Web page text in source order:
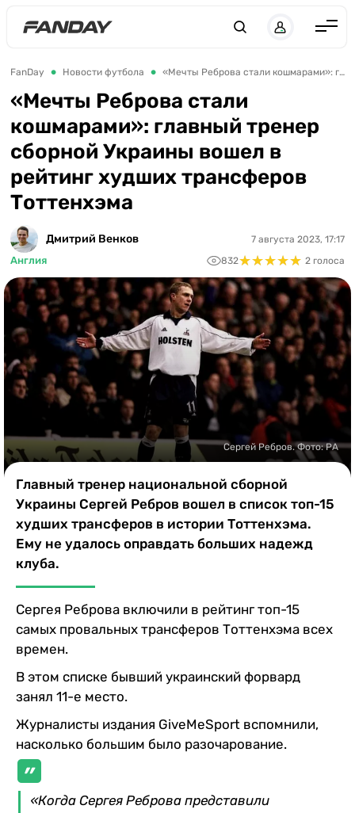
Англия
Испания
Германия
Италия
Франция
Украина
ЛЧ
ЧЕ-2028
Букмекеры
Казино
FanDay Новости футбола «Мечты Реброва стали кошмарами»: главный тренер сборной Украины вошел в рейтинг худших трансферов Тоттенхэма
«Мечты Реброва стали
кошмарами»: главный тренер
сборной Украины вошел в
рейтинг худших трансферов
Тоттенхэма
Дмитрий Венков
Англия
7 августа 2023, 17:17
832★★★★★
★★★★★ 2 голоса
Сергей Ребров. Фото: РА
Главный тренер национальной сборной
Украины Сергей Ребров вошел в список топ-15
худших трансферов в истории Тоттенхэма.
Ему не удалось оправдать больших надежд
клуба.
Сергея Реброва включили в рейтинг топ-15
самых провальных трансферов Тоттенхэма всех
времен.
В этом списке бывший украинский форвард
занял 11-е место.
Журналисты издания GiveMeSport вспомнили,
насколько большим было разочарование.
«Когда Сергея Реброва представили